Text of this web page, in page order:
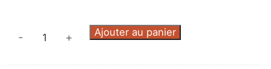
quantité
- + Ajouter au panier